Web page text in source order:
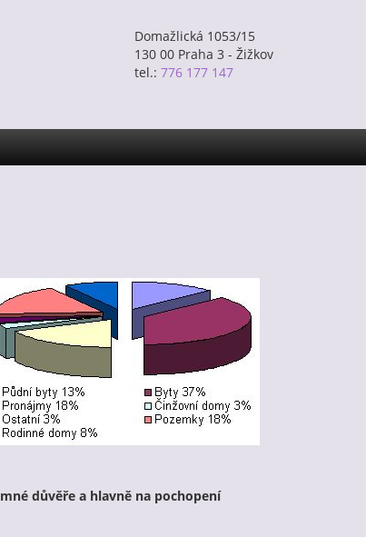
Domažlická 1053/15
130 00 Praha 3 - Žižkov
tel.: 776 177 147
důvěře a hlavně na pochopení